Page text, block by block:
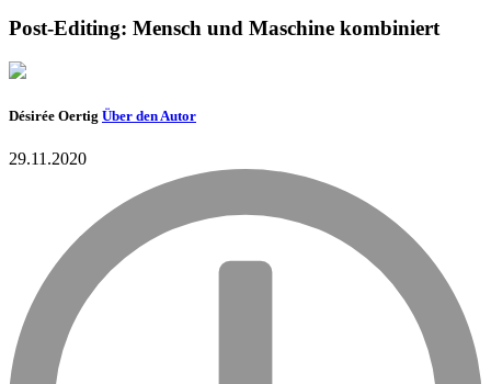
Post-Editing: Mensch und Maschine kombiniert
Désirée Oertig Über den Autor
29.11.2020